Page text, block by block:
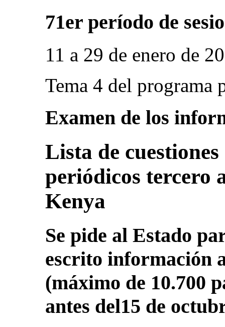
71er período de
11 a 29 de enero de
Tema 4 del programa
Examen de los
Lista de
periódicos tercero
Kenya
Se pide al Estado
escrito información
(máximo de 10.700
antes del15 de